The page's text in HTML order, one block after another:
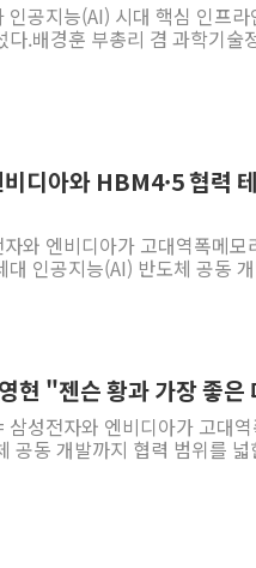
공지능(AI) 시대 핵심 인프
.배경훈 부총리 겸 과학기술
디아와 HBM4·5 협력
와 엔비디아가 고대역폭메
인공지능(AI) 반도체 공동
현 "젠슨 황과 가장 좋
성전자와 엔비디아가 고대
공동 개발까지 협력 범위를